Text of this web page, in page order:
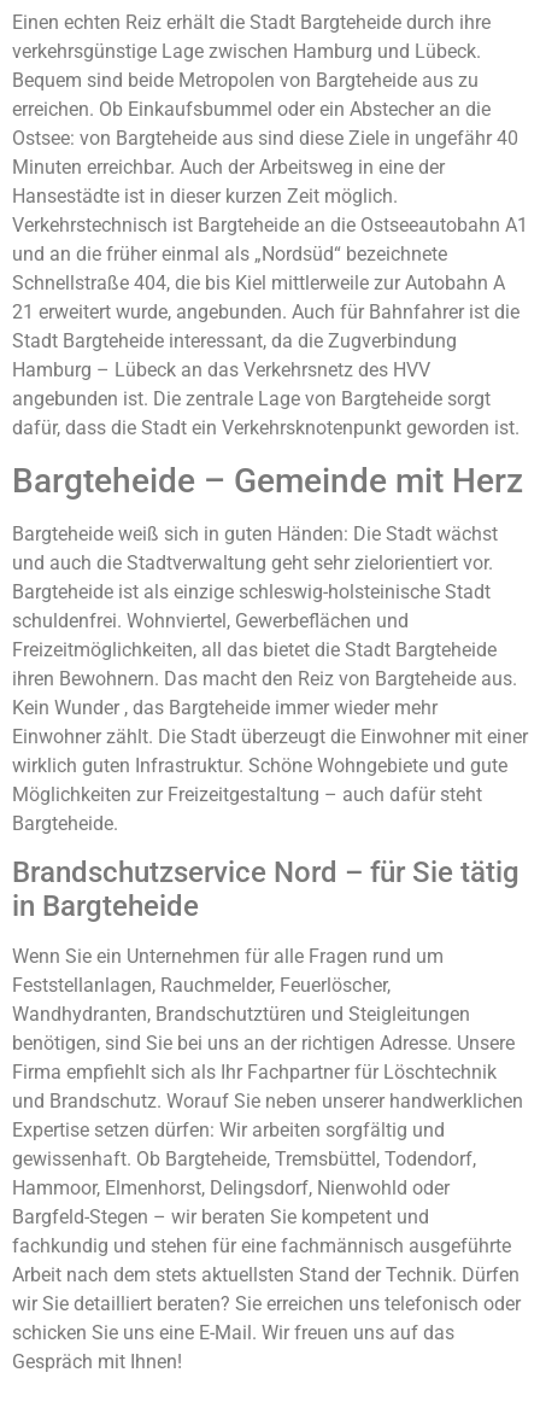
Einen echten Reiz erhält die Stadt Bargteheide durch ihre
verkehrsgünstige Lage zwischen Hamburg und Lübeck.
Bequem sind beide Metropolen von Bargteheide aus zu
erreichen. Ob Einkaufsbummel oder ein Abstecher an die
Ostsee: von Bargteheide aus sind diese Ziele in ungefähr 40
Minuten erreichbar. Auch der Arbeitsweg in eine der
Hansestädte ist in dieser kurzen Zeit möglich.
Verkehrstechnisch ist Bargteheide an die Ostseeautobahn A1
und an die früher einmal als „Nordsüd“ bezeichnete
Schnellstraße 404, die bis Kiel mittlerweile zur Autobahn A
21 erweitert wurde, angebunden. Auch für Bahnfahrer ist die
Stadt Bargteheide interessant, da die Zugverbindung
Hamburg – Lübeck an das Verkehrsnetz des HVV
angebunden ist. Die zentrale Lage von Bargteheide sorgt
dafür, dass die Stadt ein Verkehrsknotenpunkt geworden ist.
Bargteheide – Gemeinde mit Herz
Bargteheide weiß sich in guten Händen: Die Stadt wächst
und auch die Stadtverwaltung geht sehr zielorientiert vor.
Bargteheide ist als einzige schleswig-holsteinische Stadt
schuldenfrei. Wohnviertel, Gewerbeflächen und
Freizeitmöglichkeiten, all das bietet die Stadt Bargteheide
ihren Bewohnern. Das macht den Reiz von Bargteheide aus.
Kein Wunder , das Bargteheide immer wieder mehr
Einwohner zählt. Die Stadt überzeugt die Einwohner mit einer
wirklich guten Infrastruktur. Schöne Wohngebiete und gute
Möglichkeiten zur Freizeitgestaltung – auch dafür steht
Bargteheide.
Brandschutzservice Nord – für Sie tätig
in Bargteheide
Wenn Sie ein Unternehmen für alle Fragen rund um
Feststellanlagen, Rauchmelder, Feuerlöscher,
Wandhydranten, Brandschutztüren und Steigleitungen
benötigen, sind Sie bei uns an der richtigen Adresse. Unsere
Firma empfiehlt sich als Ihr Fachpartner für Löschtechnik
und Brandschutz. Worauf Sie neben unserer handwerklichen
Expertise setzen dürfen: Wir arbeiten sorgfältig und
gewissenhaft. Ob Bargteheide, Tremsbüttel, Todendorf,
Hammoor, Elmenhorst, Delingsdorf, Nienwohld oder
Bargfeld-Stegen – wir beraten Sie kompetent und
fachkundig und stehen für eine fachmännisch ausgeführte
Arbeit nach dem stets aktuellsten Stand der Technik. Dürfen
wir Sie detailliert beraten? Sie erreichen uns telefonisch oder
schicken Sie uns eine E-Mail. Wir freuen uns auf das
Gespräch mit Ihnen!